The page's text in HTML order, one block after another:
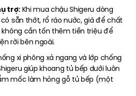
trợ:Khi mua chậu Shigeru dòng
sẵn thớt, rổ ráo nước, giá để chất
không cần tốn thêm tiền triệu để
rời bên ngoài.
xi phông xả ngang và lớp chống
giúp khoang tủ bếp dưới luôn
mốc làm hỏng gỗ tủ bếp (một